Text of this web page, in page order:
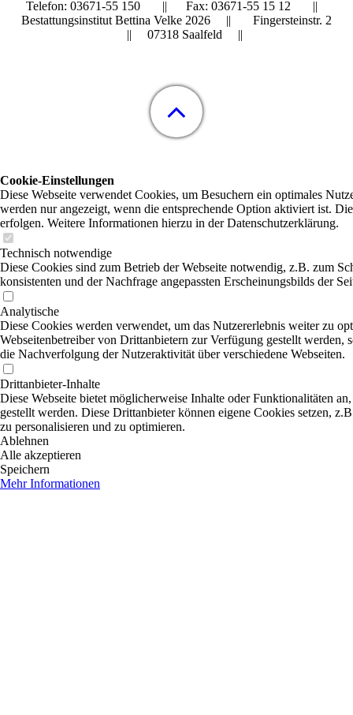
Telefon: 03671-55 150 || Fax: 03671-55 15 12 ||
Bestattungsinstitut Bettina Velke 2026 || Fingersteinstr. 2
|| 07318 Saalfeld ||
Cookie-Einstellungen
Diese Webseite verwendet Cookies, um Besuchern ein optimales
werden nur angezeigt, wenn die entsprechende Option aktiviert ist.
erfolgen. Weitere Informationen hierzu in der Datenschutzerklärung.
Technisch notwendige
Diese Cookies sind zum Betrieb der Webseite notwendig, z.B. zum
konsistenten und der Nachfrage angepassten Erscheinungsbilds der
Analytische
Diese Cookies werden verwendet, um das Nutzererlebnis weiter zu
Webseitenbetreiber von Drittanbietern zur Verfügung gestellt
die Nachverfolgung der Nutzeraktivität über verschiedene Webseiten.
Drittanbieter-Inhalte
Diese Webseite bietet möglicherweise Inhalte oder Funktionalitäten
gestellt werden. Diese Drittanbieter können eigene Cookies setzen,
zu personalisieren und zu optimieren.
Ablehnen
Alle akzeptieren
Speichern
Mehr Informationen